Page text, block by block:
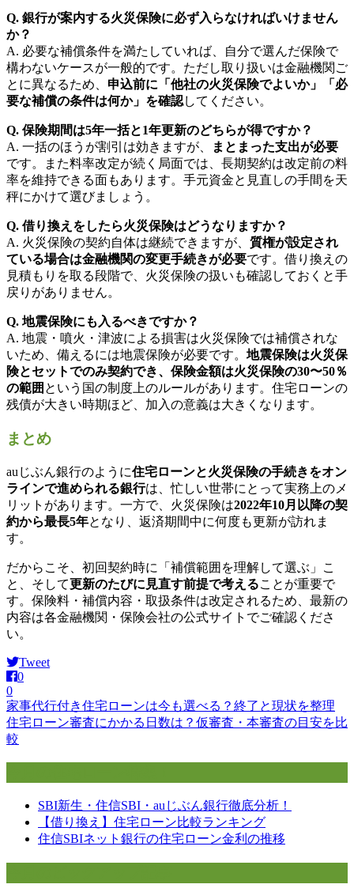
Q. 銀行が案内する火災保険に必ず入らなければいけません
か？
A. 必要な補償条件を満たしていれば、自分で選んだ保険で
構わないケースが一般的です。ただし取り扱いは金融機関ご
とに異なるため、 申込前に「他社の火災保険でよいか」「必
要な補償の条件は何か」を確認してください。
Q. 保険期間は5年一括と1年更新のどちらが得ですか？
A. 一括のほうが割引は効きますが、
まとまった支出が必要
です。また料率改定が続く局面では、長期契約は改定前の料
率を維持できる面もあります。手元資金と見直しの手間を天
秤にかけて選びましょう。
Q. 借り換えをしたら火災保険はどうなりますか？
A. 火災保険の契約自体は継続できますが、 質権が設定され
ている場合は金融機関の変更手続きが必要です。借り換えの
見積もりを取る段階で、火災保険の扱いも確認しておくと手
戻りがありません。
Q. 地震保険にも入るべきですか？
A. 地震・噴火・津波による損害は火災保険では補償されな
いため、備えるには地震保険が必要です。 地震保険は火災保
険とセットでのみ契約でき、保険金額は火災保険の30〜50％
の範囲 という国の制度上のルールがあります。住宅ローンの
残債が大きい時期ほど、加入の意義は大きくなります。
まとめ
auじぶん銀行のように住宅ローンと火災保険の手続きをオン
ラインで進められる銀行は、忙しい世帯にとって実務上のメ
リットがあります。一方で、火災保険は2022年10月以降の契
約から最長5年となり、返済期間中に何度も更新が訪れま
す。
だからこそ、初回契約時に「補償範囲を理解して選ぶ」こ
と、そして更新のたびに見直す前提で考えることが重要で
す。保険料・補償内容・取扱条件は改定されるため、最新の
内容は各金融機関・保険会社の公式サイトでご確認くださ
い。
Tweet
0
0
投
稿
ナ
ビ
シ
家事代行付き住宅ローンは今も選べる？終了と現状を整理
住宅ローン審査にかかる日数は？仮審査・本審査の目安を比
較
SBI新生・住信SBI・auじぶん銀行徹底分析！
【借り換え】住宅ローン比較ランキング
住信SBIネット銀行の住宅ローン金利の推移